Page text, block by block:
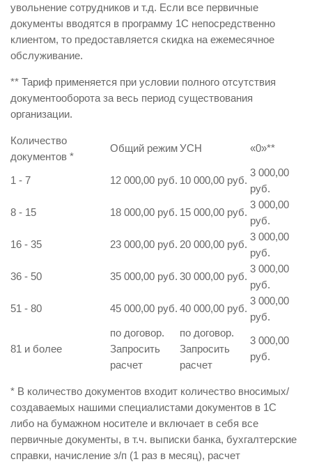
увольнение сотрудников и т.д. Если все первичные
документы вводятся в программу 1С непосредственно
клиентом, то предоставляется скидка на ежемесячное
обслуживание.
** Тариф применяется при условии полного отсутствия
документооборота за весь период существования
организации.
Количество
документов *
Общий режимУСН «0»**
1 - 7 12 000,00 руб. 10 000,00 руб.
3 000,00
руб.
8 - 15
18 000,00 руб. 15 000,00 руб.
3 000,00
руб.
16 - 35
23 000,00 руб. 20 000,00 руб.
3 000,00
руб.
36 - 50
35 000,00 руб. 30 000,00 руб.
3 000,00
руб.
51 - 80
45 000,00 руб. 40 000,00 руб.
3 000,00
руб.
81 и более
по договор.
Запросить
расчет
по договор.
Запросить
расчет
3 000,00
руб.
* В количество документов входит количество вносимых/
создаваемых нашими специалистами документов в 1С
либо на бумажном носителе и включает в себя все
первичные документы, в т.ч. выписки банка, бухгалтерские
справки, начисление з/п (1 раз в месяц), расчет